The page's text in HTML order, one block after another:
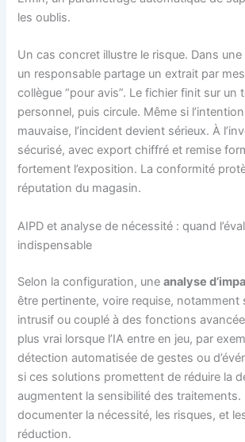
les oublis.
Un cas concret illustre le risque. Dans
un responsable partage un extrait par
collègue “pour avis”. Le fichier finit sur un
personnel, puis circule. Même si l’intention
mauvaise, l’incident devient sérieux. À
sécurisé, avec export chiffré et remise
fortement l’exposition. La conformité
réputation du magasin.
AIPD et analyse de nécessité : quand
indispensable
Selon la configuration, uneanalyse
être pertinente, voire requise, notamment
intrusif ou couplé à des fonctions
plus vrai lorsque l’IA entre en jeu, par
détection automatisée de gestes ou
si ces solutions promettent de réduire la
augmentent la sensibilité des traitements.
documenter la nécessité, les risques, et
réduction.